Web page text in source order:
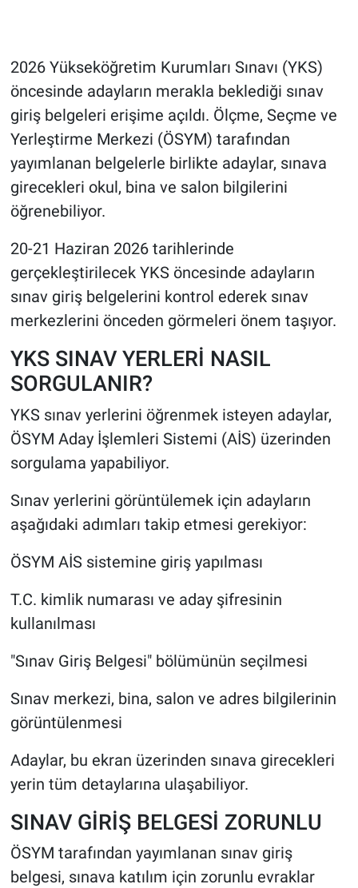
2026 Yükseköğretim Kurumları Sınavı (YKS)
öncesinde adayların merakla beklediği sınav
giriş belgeleri erişime açıldı. Ölçme, Seçme ve
Yerleştirme Merkezi (ÖSYM) tarafından
yayımlanan belgelerle birlikte adaylar, sınava
girecekleri okul, bina ve salon bilgilerini
öğrenebiliyor.
20-21 Haziran 2026 tarihlerinde
gerçekleştirilecek YKS öncesinde adayların
sınav giriş belgelerini kontrol ederek sınav
merkezlerini önceden görmeleri önem taşıyor.
YKS SINAV YERLERİ NASIL
SORGULANIR?
YKS sınav yerlerini öğrenmek isteyen adaylar,
ÖSYM Aday İşlemleri Sistemi (AİS) üzerinden
sorgulama yapabiliyor.
Sınav yerlerini görüntülemek için adayların
aşağıdaki adımları takip etmesi gerekiyor:
ÖSYM AİS sistemine giriş yapılması
T.C. kimlik numarası ve aday şifresinin
kullanılması
"Sınav Giriş Belgesi" bölümünün seçilmesi
Sınav merkezi, bina, salon ve adres bilgilerinin
görüntülenmesi
Adaylar, bu ekran üzerinden sınava girecekleri
yerin tüm detaylarına ulaşabiliyor.
SINAV GİRİŞ BELGESİ ZORUNLU
ÖSYM tarafından yayımlanan sınav giriş
belgesi, sınava katılım için zorunlu evraklar
HABERDE İNSAN
POLİTİKA
SPOR
MAGAZİN
Bilim, Teknoloji